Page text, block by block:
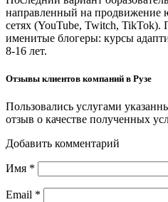
направленный на продвижение
сетях (YouTube, Twitch, TikTok).
именитые блогеры: курсы
8-16 лет.
Отзывы клиентов компаний в Рузе
Пользовались услугами
отзыв о качестве полученных
Добавить комментарий
Имя *
Email *